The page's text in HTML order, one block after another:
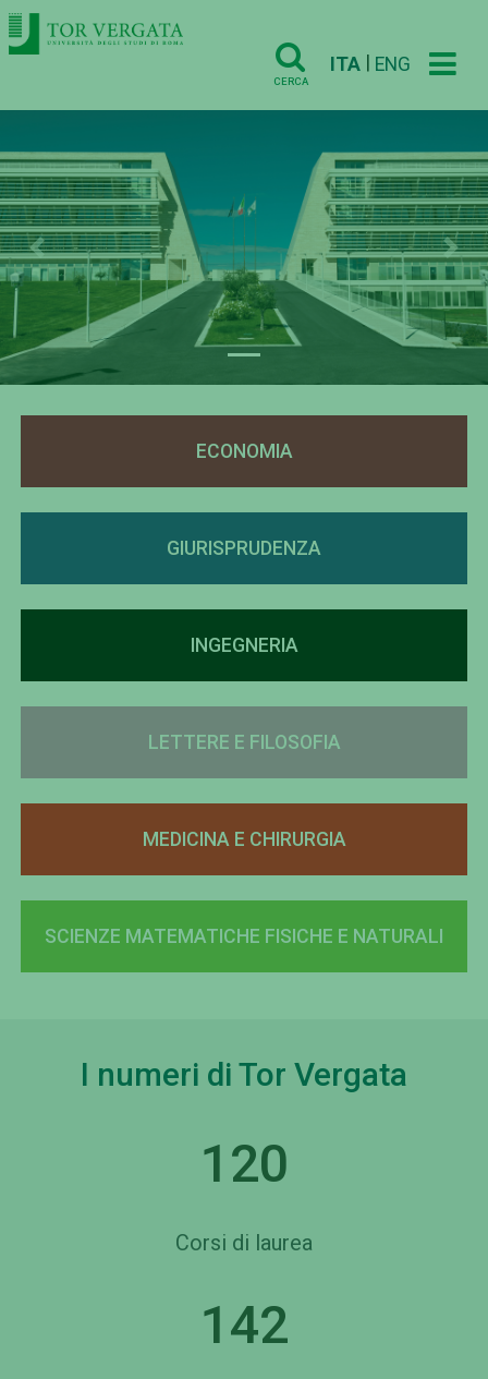
CERCA
ITA ENG
Previous
ECONOMIA
GIURISPRUDENZA
INGEGNERIA
LETTERE E FILOSOFIA
MEDICINA E CHIRURGIA
SCIENZE MATEMATICHE FISICHE E NATURALI
I numeri di Tor Vergata
120
Corsi di laurea
142